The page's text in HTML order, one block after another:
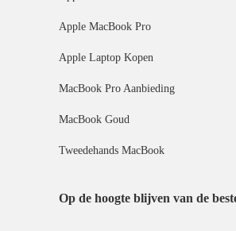
Apple MacBook Pro
Apple Laptop Kopen
MacBook Pro Aanbieding
MacBook Goud
Tweedehands MacBook
Op de hoogte blijven van de